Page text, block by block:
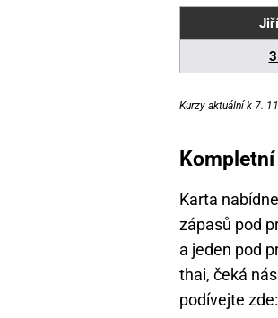
Kurzy aktuální k 7.
Karta
zápasů pod
a jeden pod
thai, čeká
podívejte zde: